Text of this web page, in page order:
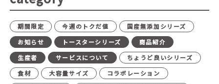
期間限定 今週のトクだ値
国産無添加シリーズ
お知らせ
トースターシリーズ
商品紹介
生産者
サービスについて
ちょうど良いシリーズ
食材
大容量サイズ
コラボレーション